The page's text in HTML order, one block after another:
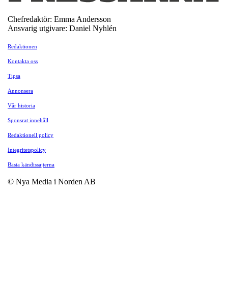
Chefredaktör: Emma Andersson
Ansvarig utgivare: Daniel Nyhlén
Redaktionen
Kontakta oss
Tipsa
Annonsera
Vår historia
Sponsrat innehåll
Redaktionell policy
Integritetspolicy
Bästa kändissajterna
© Nya Media i Norden AB